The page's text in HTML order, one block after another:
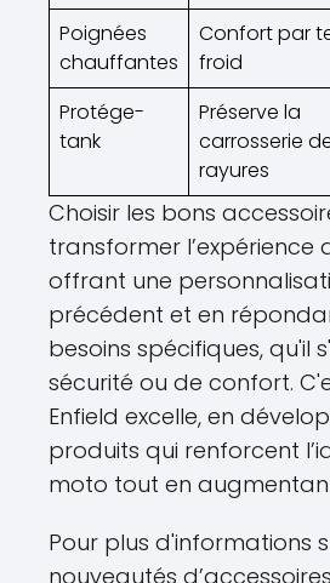
Poignées
chauffantes
Confort par
froid
Protége-
tank
Préserve la
carrosserie
rayures
Choisir les bons
transformer l’expérience
offrant une
précédent et en
besoins spécifiques, qu'il
sécurité ou de confort.
Enfield excelle, en
produits qui renforcent
moto tout en
Pour plus d'informations
nouveautés